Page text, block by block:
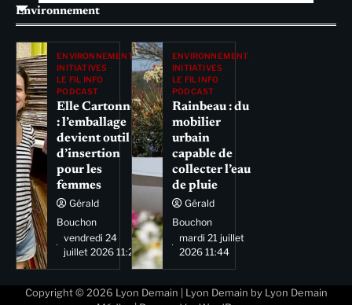
Environnement
ENVIRONNEMENT
INITIATIVES
LE FIL INFO
PODCAST
Elle Cartonne
: l’emballage
devient outil
d’insertion
pour les
femmes
Gérald
Bouchon
vendredi 24
juillet 2026 11:29
ENVIRONNEMENT
INITIATIVES
LE FIL INFO
PODCAST
Rainbeau : du
mobilier
urbain
capable de
collecter l’eau
de pluie
Gérald
Bouchon
mardi 21 juillet
2026 11:44
Copyright © 2026 Lyon Demain | Lyon Demain by Lyon Demain